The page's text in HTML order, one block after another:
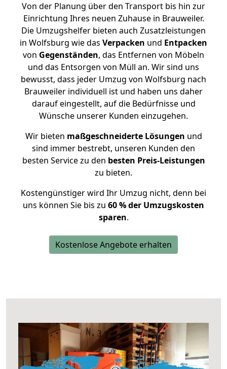
Von der Planung über den Transport bis hin zur
Einrichtung Ihres neuen Zuhause in Brauweiler.
Die Umzugshelfer bieten auch Zusatzleistungen
in Wolfsburg wie das Verpacken und Entpacken
von Gegenständen, das Entfernen von Möbeln
und das Entsorgen von Müll an. Wir sind uns
bewusst, dass jeder Umzug von Wolfsburg nach
Brauweiler individuell ist und haben uns daher
darauf eingestellt, auf die Bedürfnisse und
Wünsche unserer Kunden einzugehen.
Wir bieten maßgeschneiderte Lösungen und
sind immer bestrebt, unseren Kunden den
besten Service zu den besten Preis-Leistungen
zu bieten.
Kostengünstiger wird Ihr Umzug nicht, denn bei
uns können Sie bis zu 60 % der Umzugskosten
sparen.
Kostenlose Angebote erhalten